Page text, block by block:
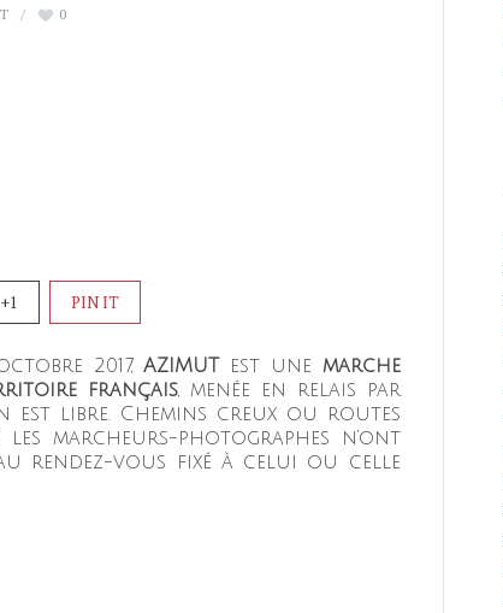
0
+1 PIN IT
2017, AZIMUTest une marche
français, menée en relais par
est libre. Chemins creux ou routes
marcheurs-photographes n’ont
rendez-vous fixé à celui ou celle